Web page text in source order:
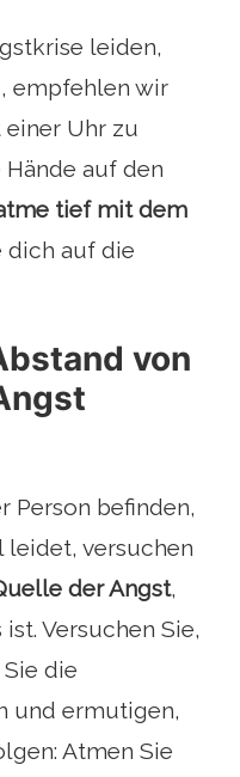
leiden,
empfehlen wir
Uhr zu
Hände auf den
tief mit dem
dich auf die
von
Person befinden,
leidet, versuchen
der Angst,
Versuchen Sie,
die
und ermutigen,
Atmen Sie